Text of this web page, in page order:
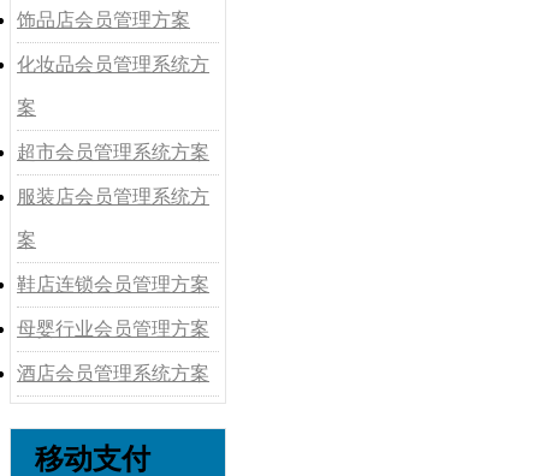
饰品店会员管理方案
化妆品会员管理系统方
案
超市会员管理系统方案
服装店会员管理系统方
案
鞋店连锁会员管理方案
母婴行业会员管理方案
酒店会员管理系统方案
移动支付